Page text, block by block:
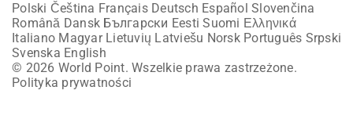
Polski Čeština Français Deutsch Español Slovenčina
Română Dansk Български Eesti Suomi Ελληνικά
Italiano Magyar Lietuvių Latviešu Norsk Português Srpski
Svenska English
© 2026 World Point. Wszelkie prawa zastrzeżone.
Polityka prywatności